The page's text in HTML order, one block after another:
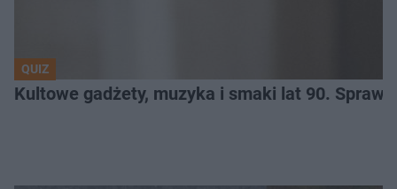
QUIZ
Kultowe gadżety, muzyka i smaki lat 90.